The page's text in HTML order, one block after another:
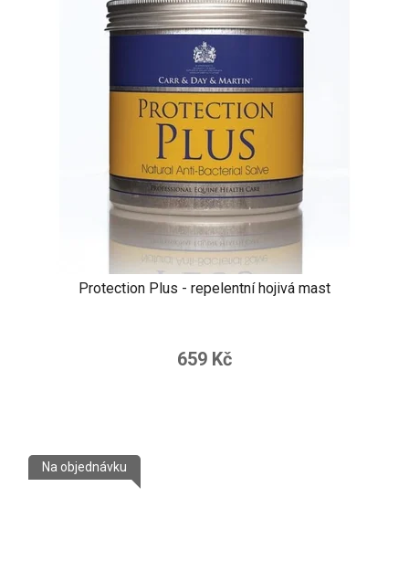
Protection Plus - repelentní hojivá mast
659 Kč
Na objednávku